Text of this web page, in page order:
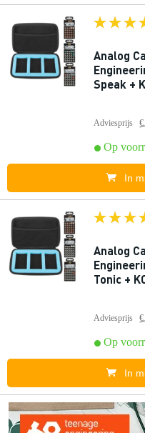
Analog
Speak +
Adviesprijs
Op
In
Analog
Tonic +
Adviesprijs
Op
In